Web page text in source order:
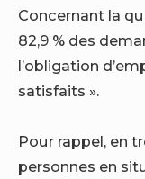
Concernant la
82,9 % des
l’obligation
satisfaits ».
Pour rappel, en
personnes en